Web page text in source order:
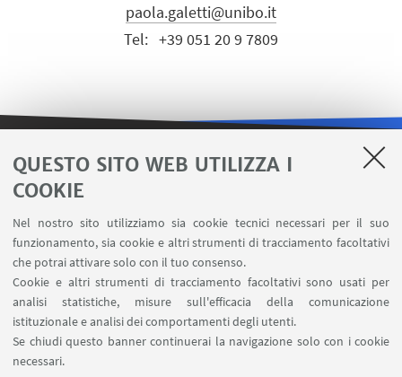
QUESTO SITO WEB UTILIZZA I
COOKIE
Nel nostro sito utilizziamo sia cookie tecnici necessari per il suo
funzionamento, sia cookie e altri strumenti di tracciamento facoltativi
che potrai attivare solo con il tuo consenso.
Cookie e altri strumenti di tracciamento facoltativi sono usati per
analisi statistiche, misure sull'efficacia della comunicazione
istituzionale e analisi dei comportamenti degli utenti.
Se chiudi questo banner continuerai la navigazione solo con i cookie
necessari.
paola.galetti@unibo.it
Tel: +39 051 20 9 7809
LINK UTILI
Contatti
Carta dei servizi
SEGUI IL DIPARTIMENTO SU: